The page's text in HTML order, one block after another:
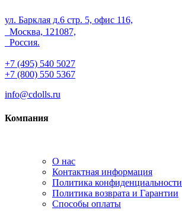
ул. Барклая д.6 стр. 5, офис 116,
Москва, 121087,
Россия.
+7 (495) 540 5027
+7 (800) 550 5367
info@cdolls.ru
Компания
О нас
Контактная информация
Политика конфиденциальности
Политика возврата и Гарантии
Способы оплаты